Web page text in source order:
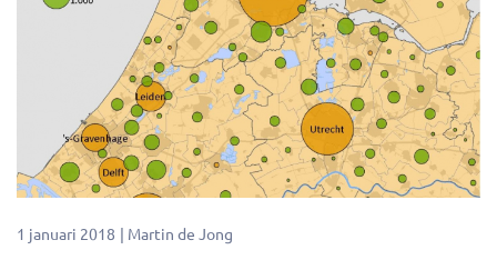
1 januari 2018 Martin de Jong